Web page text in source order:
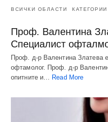
ВСИЧКИ ОБЛАСТИ КАТЕГОРИИ
Проф. Валентина
Специалист
Проф. д-р Валентина Златева
офтамолог. Проф. д-р
опитните и… Read More